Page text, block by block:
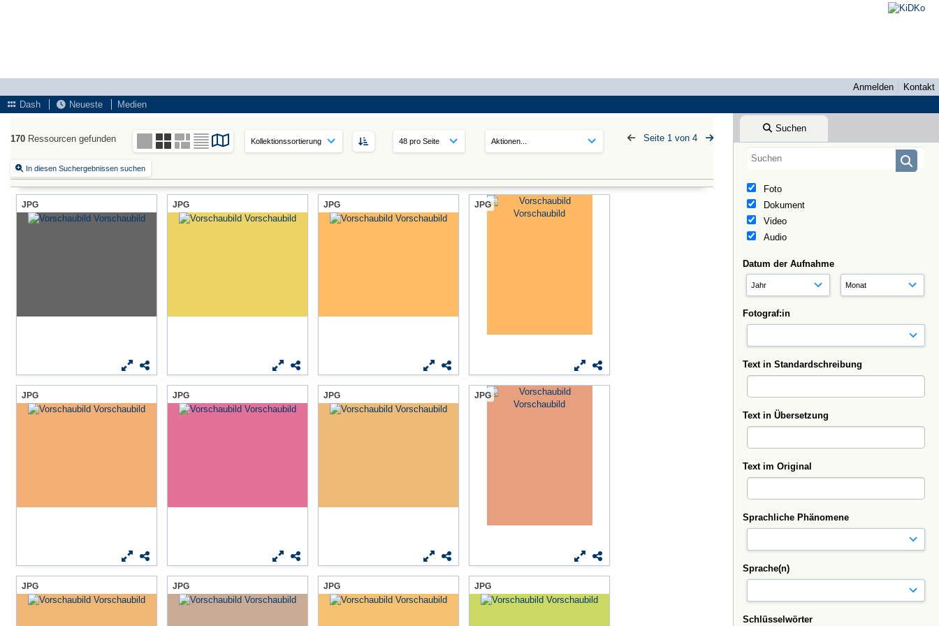
Anmelden
Kontakt
Dash
Neueste Medien
Suchen
Foto
Dokument
Video
Audio
Datum der Aufnahme
Fotograf:in
Text in Standardschreibung
Text in Übersetzung
Text im Original
Sprachliche Phänomene
Sprache(n)
Schlüsselwörter
170 Ressourcen gefunden
In diesen Suchergebnissen suchen
Seite 1 von 4
JPG JPG JPG JPG
JPG JPG JPG JPG
JPG JPG JPG JPG